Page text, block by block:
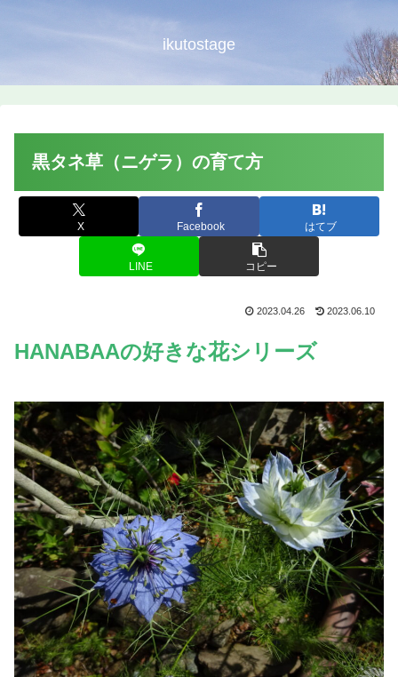
ikutostage
黒タネ草（ニゲラ）の育て方
X Facebook はてブ
LINE コピー
2023.04.26 2023.06.10
HANABAAの好きな花シリーズ